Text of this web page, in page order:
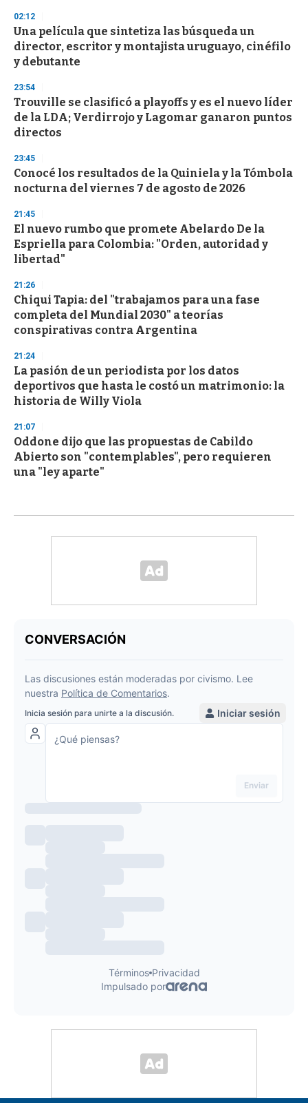
s
e
c
o
n
d
s
02:12
Una película que sintetiza las búsqueda un
director, escritor y montajista uruguayo, cinéfilo
y debutante
23:54
Trouville se clasificó a playoffs y es el nuevo líder
de la LDA; Verdirrojo y Lagomar ganaron puntos
directos
23:45
Conocé los resultados de la Quiniela y la Tómbola
nocturna del viernes 7 de agosto de 2026
21:45
El nuevo rumbo que promete Abelardo De la
Espriella para Colombia: "Orden, autoridad y
libertad"
21:26
Chiqui Tapia: del "trabajamos para una fase
completa del Mundial 2030" a teorías
conspirativas contra Argentina
21:24
La pasión de un periodista por los datos
deportivos que hasta le costó un matrimonio: la
historia de Willy Viola
21:07
Oddone dijo que las propuestas de Cabildo
Abierto son "contemplables", pero requieren
una "ley aparte"